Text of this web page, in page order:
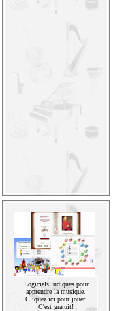
Logiciels ludiques pour
apprendre la musique.
Cliquez ici pour jouer.
C'est gratuit!